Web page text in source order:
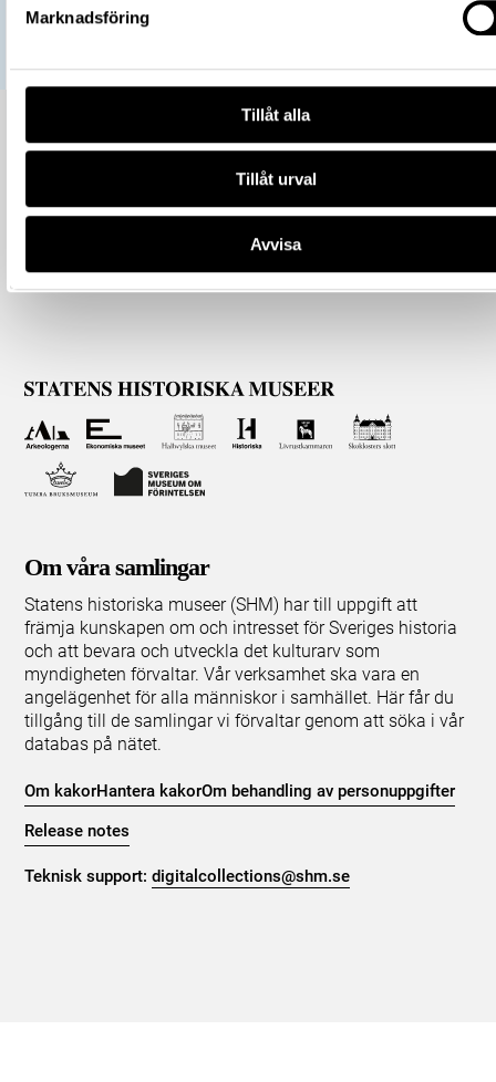
Marknadsföring
Tillåt alla
Tillåt urval
Avvisa
Om våra samlingar
Statens historiska museer (SHM) har till uppgift att
främja kunskapen om och intresset för Sveriges historia
och att bevara och utveckla det kulturarv som
myndigheten förvaltar. Vår verksamhet ska vara en
angelägenhet för alla människor i samhället. Här får du
tillgång till de samlingar vi förvaltar genom att söka i vår
databas på nätet.
Om kakorHantera kakorOm behandling av personuppgifter
Release notes
Teknisk support:digitalcollections@shm.se